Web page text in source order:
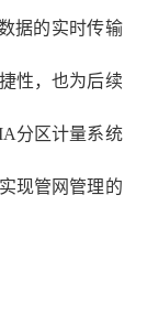
据的实时传输
性，也为后续
分区计量系统
现管网管理的